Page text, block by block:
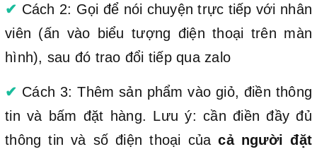
✔ Cách 2: Gọi để nói chuyện trực tiếp với nhân
viên (ấn vào biểu tượng điện thoại trên màn
hình), sau đó trao đổi tiếp qua zalo
✔ Cách 3: Thêm sản phẩm vào giỏ, điền thông
tin và bấm đặt hàng. Lưu ý: cần điền đầy đủ
thông tin và số điện thoại củacả người đặt